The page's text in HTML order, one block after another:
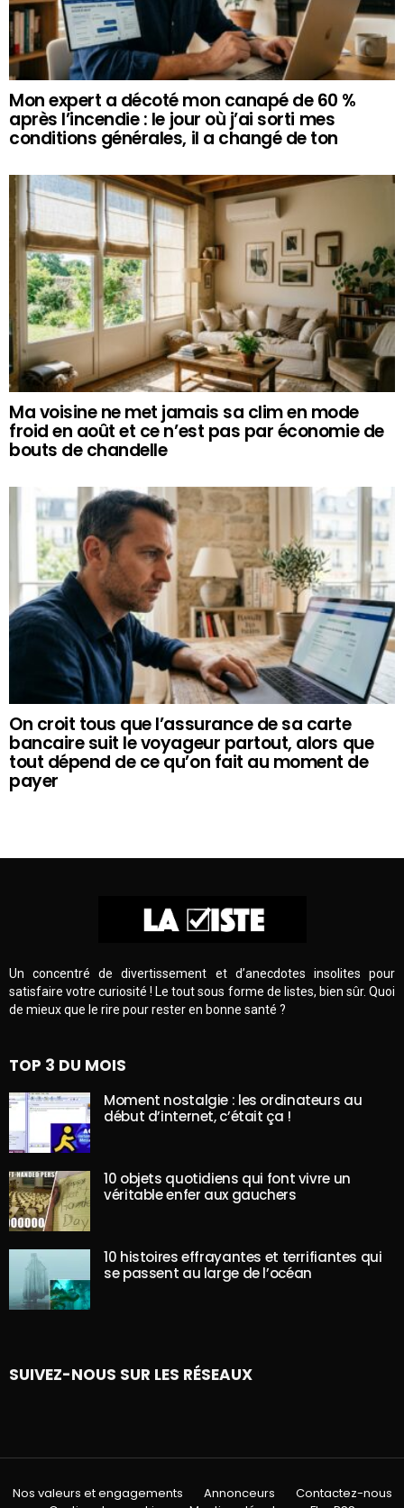
Mon expert a décoté mon canapé de 60 %
après l’incendie : le jour où j’ai sorti mes
conditions générales, il a changé de ton
Ma voisine ne met jamais sa clim en mode
froid en août et ce n’est pas par économie de
bouts de chandelle
On croit tous que l’assurance de sa carte
bancaire suit le voyageur partout, alors que
tout dépend de ce qu’on fait au moment de
payer
Un concentré de divertissement et d’anecdotes insolites pour
satisfaire votre curiosité ! Le tout sous forme de listes, bien sûr. Quoi
de mieux que le rire pour rester en bonne santé ?
TOP 3 DU MOIS
Moment nostalgie : les ordinateurs au
début d’internet, c’était ça !
10 objets quotidiens qui font vivre un
véritable enfer aux gauchers
10 histoires effrayantes et terrifiantes qui
se passent au large de l’océan
SUIVEZ-NOUS SUR LES RÉSEAUX
Nos valeurs et engagements Annonceurs
Contactez-nous